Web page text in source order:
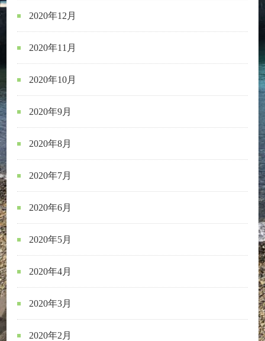
2020年12月
2020年11月
2020年10月
2020年9月
2020年8月
2020年7月
2020年6月
2020年5月
2020年4月
2020年3月
2020年2月